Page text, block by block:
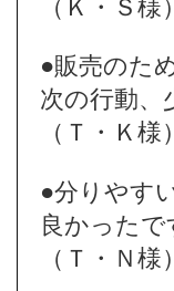
（Ｋ・Ｓ様）
●販売のた
次の行動、
（Ｔ・Ｋ様）
●分りやす
良かった
（Ｔ・Ｎ様）